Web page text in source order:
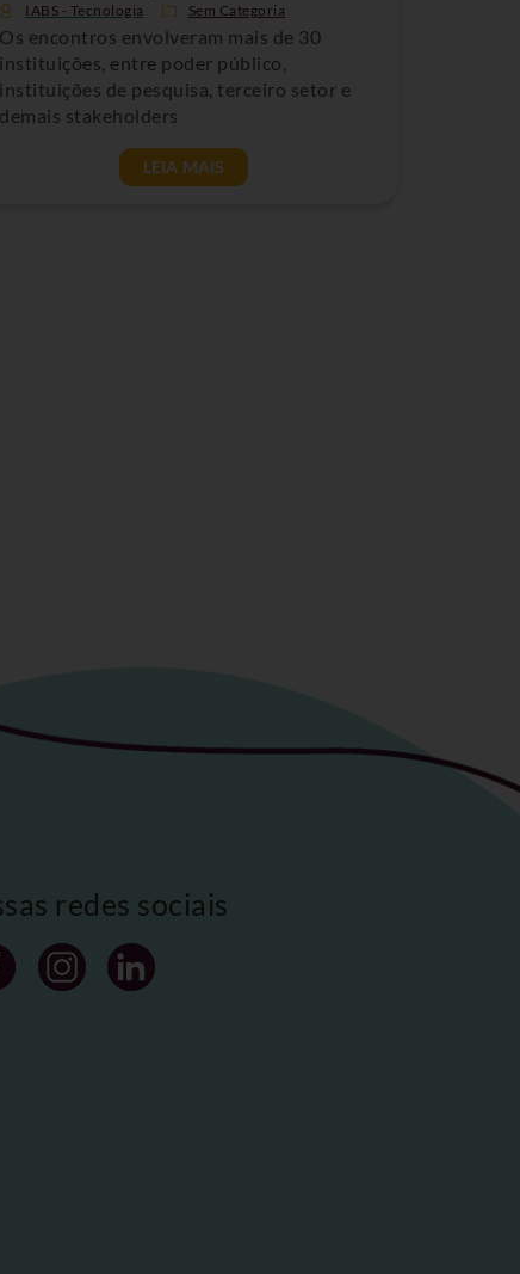
IABS - Tecnologia Sem Categoria
Os encontros envolveram mais de 30
instituições, entre poder público,
instituições de pesquisa, terceiro setor e
demais stakeholders
LEIA MAIS
redes sociais